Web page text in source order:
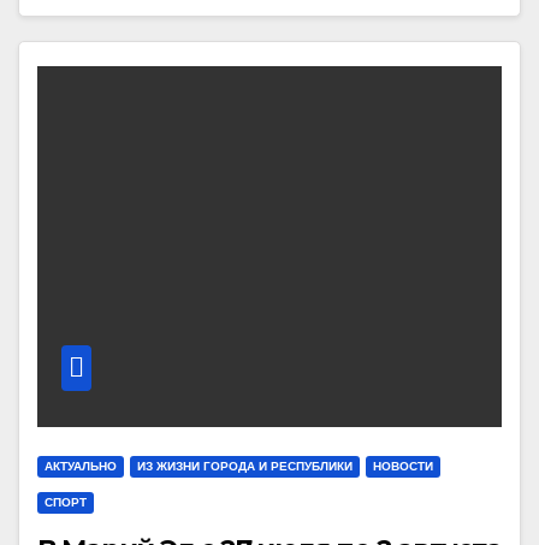
АКТУАЛЬНО ИЗ ЖИЗНИ ГОРОДА И РЕСПУБЛИКИ НОВОСТИ
СПОРТ